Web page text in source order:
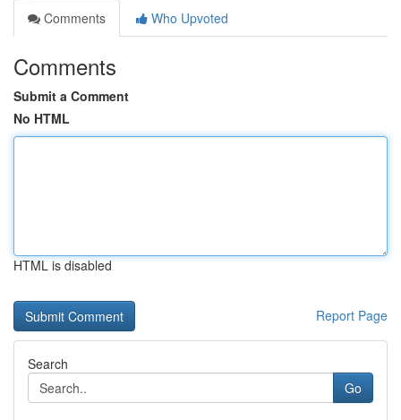
Comments
Who Upvoted
Comments
Submit a Comment
No HTML
HTML is disabled
Report Page
Search
Go